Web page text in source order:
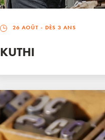
26 AOÛT - DÈS 3 ANS
KUTHI